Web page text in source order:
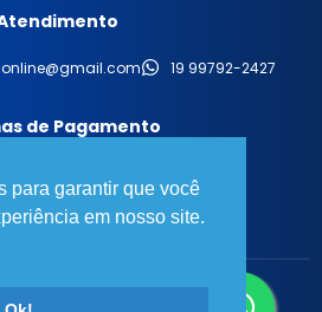
para garantir que você
em nosso site.
19 99792-2427
de Pagamento
- Todos os direitos reservados.